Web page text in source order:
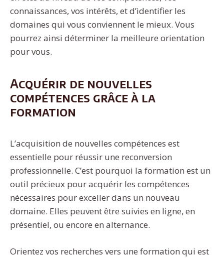
connaissances, vos intérêts, et d’identifier les
domaines qui vous conviennent le mieux. Vous
pourrez ainsi déterminer la meilleure orientation
pour vous.
Acquérir de nouvelles
compétences grâce à la
formation
L’acquisition de nouvelles compétences est
essentielle pour réussir une reconversion
professionnelle. C’est pourquoi la formation est un
outil précieux pour acquérir les compétences
nécessaires pour exceller dans un nouveau
domaine. Elles peuvent être suivies en ligne, en
présentiel, ou encore en alternance.
Orientez vos recherches vers une formation qui est